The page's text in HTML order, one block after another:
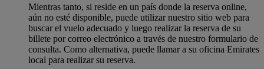
Mientras tanto, si reside en un país donde la reserva online,
aún no esté disponible, puede utilizar nuestro sitio web para
buscar el vuelo adecuado y luego realizar la reserva de su
billete por correo electrónico a través de nuestro formulario de
consulta. Como alternativa, puede llamar a su oficina Emirates
local para realizar su reserva.